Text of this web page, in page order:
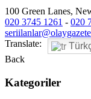
100 Green Lanes,
020 3745 1261 - 020
Translate:
Back
Kategoriler